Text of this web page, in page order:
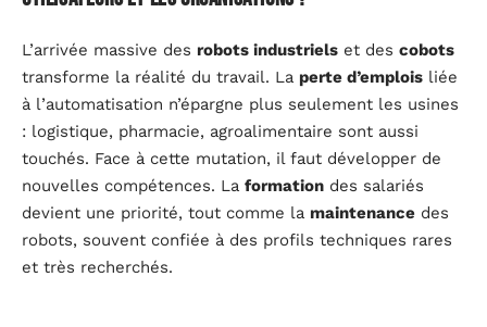
L’arrivée massive des robots industriels et des cobots
transforme la réalité du travail. La perte d’emplois liée
à l’automatisation n’épargne plus seulement les usines
: logistique, pharmacie, agroalimentaire sont aussi
touchés. Face à cette mutation, il faut développer de
nouvelles compétences. La formation des salariés
devient une priorité, tout comme la maintenance des
robots, souvent confiée à des profils techniques rares
et très recherchés.